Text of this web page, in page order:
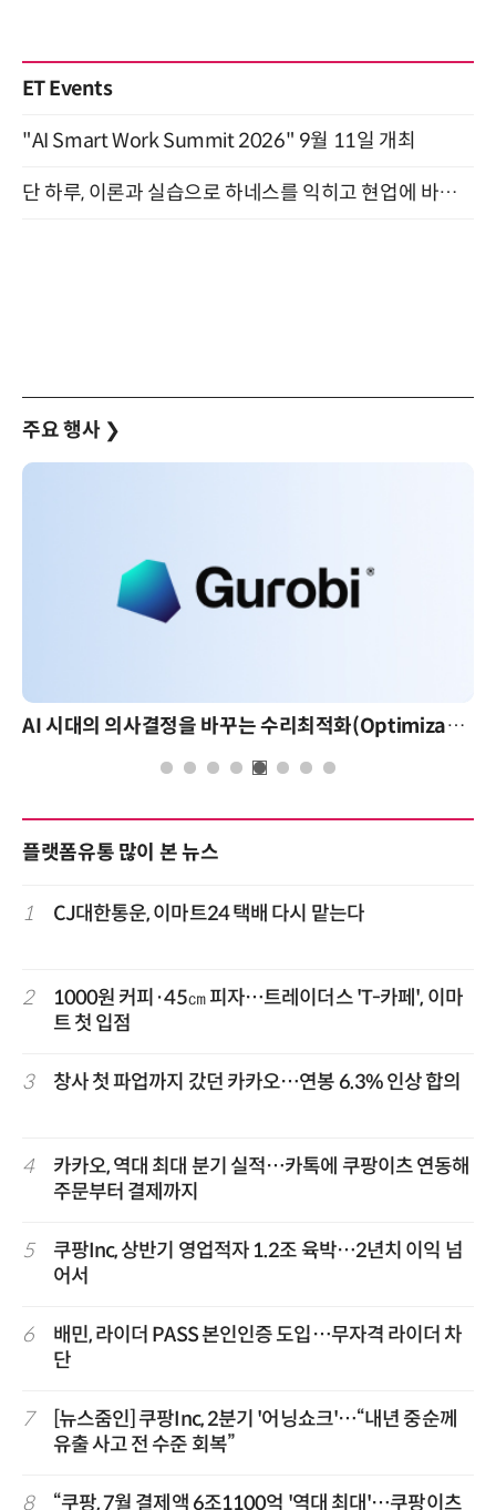
ET Events
"AI Smart Work Summit 2026" 9월 11일 개최
단 하루, 이론과 실습으로 하네스를 익히고 현업에 바로 쓰는 핸즈온 워크숍 (8/20)
주요 행사 ❯
AI 시대의 의사결정을 바꾸는 수리최적화(Optimization): 실제 산업 적용 사례와 활용 전략
플랫폼유통 많이 본 뉴스
1 CJ대한통운, 이마트24 택배 다시 맡는다
2
1000원 커피·45㎝ 피자…트레이더스 'T-카페', 이마
트 첫 입점
3 창사 첫 파업까지 갔던 카카오…연봉 6.3% 인상 합의
4
카카오, 역대 최대 분기 실적…카톡에 쿠팡이츠 연동해
주문부터 결제까지
5
쿠팡Inc, 상반기 영업적자 1.2조 육박…2년치 이익 넘
어서
6
배민, 라이더 PASS 본인인증 도입…무자격 라이더 차
단
7
[뉴스줌인] 쿠팡Inc, 2분기 '어닝쇼크'…“내년 중순께
유출 사고 전 수준 회복”
8
“쿠팡, 7월 결제액 6조1100억 '역대 최대'…쿠팡이츠